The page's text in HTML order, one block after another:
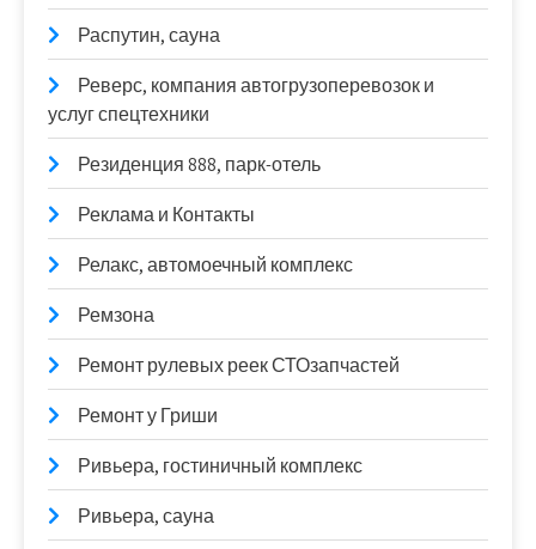
Распутин, сауна
Реверс, компания автогрузоперевозок и
услуг спецтехники
Резиденция 888, парк-отель
Реклама и Контакты
Релакс, автомоечный комплекс
Ремзона
Ремонт рулевых реек СТОзапчастей
Ремонт у Гриши
Ривьера, гостиничный комплекс
Ривьера, сауна